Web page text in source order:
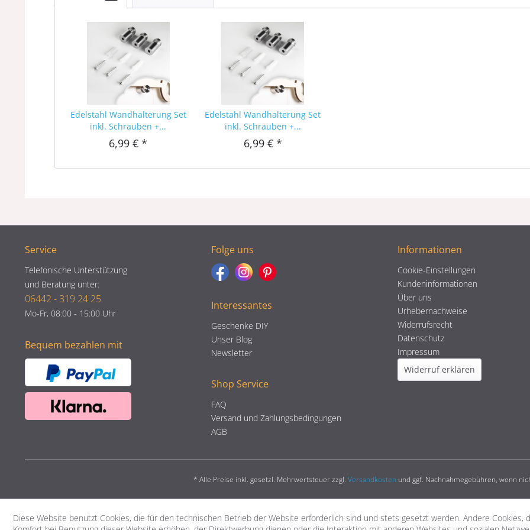
Edelstahl Wandhalterung Set
inkl. Schrauben +...
6,99 € *
Edelstahl Wandhalterung Set
inkl. Schrauben +...
6,99 € *
Service
Telefonische Unterstützung
und Beratung unter:
06442 - 319 24 25
Mo-Fr, 08:00 - 15:00 Uhr
Bequem bezahlen mit
Folge uns
Interessantes
Geschenke DIY
Unser Blog
Newsletter
Shop Service
FAQ
Versand und Zahlungsbedingungen
AGB
Informationen
Cookie-Einstellungen
Kundeninformationen
Über uns
Urhebernachweise
Widerrufsrecht
Datenschutz
Impressum
Widerruf erklären
* Alle Preise inkl. gesetzl. Mehrwertsteuer zzgl. Versandkosten und ggf. Nachnahmegebühren, wenn
Diese Website benutzt Cookies, die für den technischen Betrieb der Website erforderlich sind und stets gesetzt werden. Andere Cookies,